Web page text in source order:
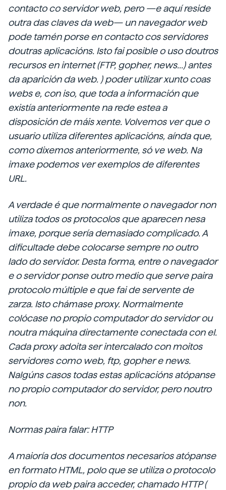
contacto co servidor web, pero —e aquí reside
outra das claves da web— un navegador web
pode tamén porse en contacto cos servidores
doutras aplicacións. Isto fai posible o uso doutros
recursos en internet (FTP, gopher, news...) antes
daaparición da web. ) poder utilizar xunto coas
webs e, con iso, que toda a información que
existía anteriormente na rede estea a
disposición de máis xente. Volvemos ver que o
usuario utiliza diferentes aplicacións, aínda que,
como dixemos anteriormente, só ve web. Na
imaxe podemos ver exemplos de diferentes
URL.
A verdade é que normalmente o navegador non
utiliza todos os protocolos que aparecen nesa
imaxe, porque sería demasiado complicado. A
dificultade debe colocarse sempre no outro
lado do servidor. Desta forma, entre o navegador
e o servidor ponse outro medio que serve paira
protocolo múltiple e que fai de servente de
zarza. Isto chámase proxy. Normalmente
colócase no propio computador do servidor ou
noutra máquina directamente conectada con el.
Cada proxy adoita ser intercalado con moitos
servidores como web, ftp, gopher e news.
Nalgúns casos todas estas aplicacións atópanse
no propio computador do servidor, pero noutro
non.
Normas paira falar: HTTP
A maioría dos documentos necesarios atópanse
en formato HTML, polo que se utiliza o protocolo
propio da web paira acceder, chamado HTTP (